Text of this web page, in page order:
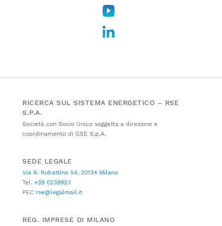
RICERCA SUL SISTEMA ENERGETICO – RSE
S.P.A.
Società con Socio Unico soggetta a direzione e
coordinamento di GSE S.p.A.
SEDE LEGALE
Via R. Rubattino 54, 20134 Milano
Tel. +39 023992.1
PEC rse@legalmail.it
REG. IMPRESE DI MILANO